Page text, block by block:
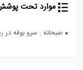
موارد تحت
صبحانه : سرو بوفه در